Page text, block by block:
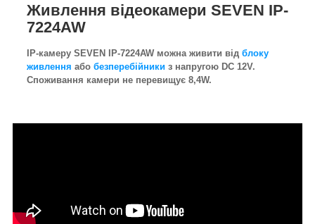
Живлення відеокамери SEVEN IP-
7224AW
IP-камеру SEVEN IP-7224AW можна живити від блоку
живлення або безперебійники з напругою DC 12V.
Споживання камери не перевищує 8,4W.